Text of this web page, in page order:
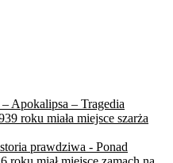
Apokalipsa – Tragedia
roku miała miejsce szarża
prawdziwa - Ponad